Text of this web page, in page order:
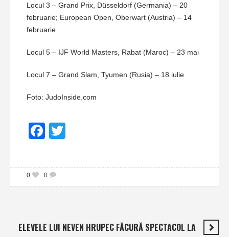
Locul 3 – Grand Prix, Düsseldorf (Germania) – 20
februarie; European Open, Oberwart (Austria) – 14
februarie
Locul 5 – IJF World Masters, Rabat (Maroc) – 23 mai
Locul 7 – Grand Slam, Tyumen (Rusia) – 18 iulie
Foto: JudoInside.com
Facebook
0
0
ELEVELE LUI NEVEN HRUPEC FĂCURĂ SPECTACOL LA